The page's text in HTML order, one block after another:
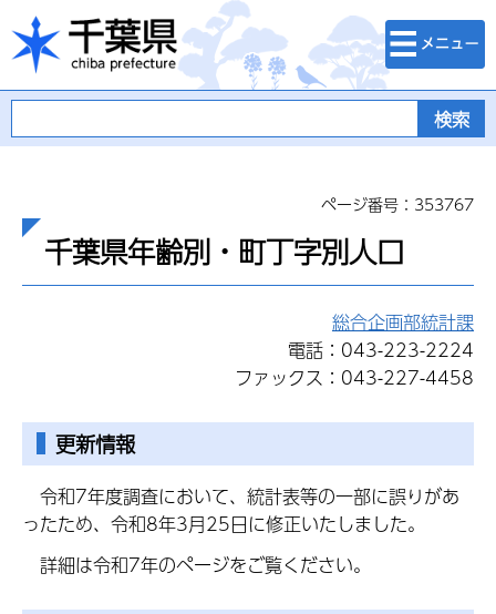
千葉県
検索・メニュ
ー
ページ番号：353767
千葉県年齢別・町丁字別人口
総合企画部統計課
電話：043-223-2224
ファックス：043-227-4458
更新情報
令和7年度調査において、統計表等の一部に誤りがあ
ったため、令和8年3月25日に修正いたしました。
詳細は令和7年のページをご覧ください。